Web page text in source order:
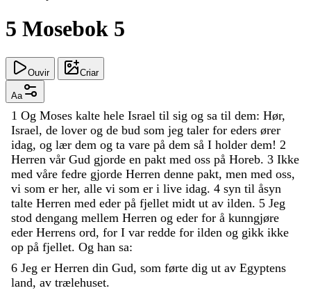
5 Mosebok 5
Ouvir Criar
Aa
1 Og Moses kalte hele Israel til sig og sa til dem: Hør,
Israel, de lover og de bud som jeg taler for eders ører
idag, og lær dem og ta vare på dem så I holder dem! 2
Herren vår Gud gjorde en pakt med oss på Horeb. 3 Ikke
med våre fedre gjorde Herren denne pakt, men med oss,
vi som er her, alle vi som er i live idag. 4 syn til åsyn
talte Herren med eder på fjellet midt ut av ilden. 5 Jeg
stod dengang mellem Herren og eder for å kunngjøre
eder Herrens ord, for I var redde for ilden og gikk ikke
op på fjellet. Og han sa:
6 Jeg er Herren din Gud, som førte dig ut av Egyptens
land, av trælehuset.